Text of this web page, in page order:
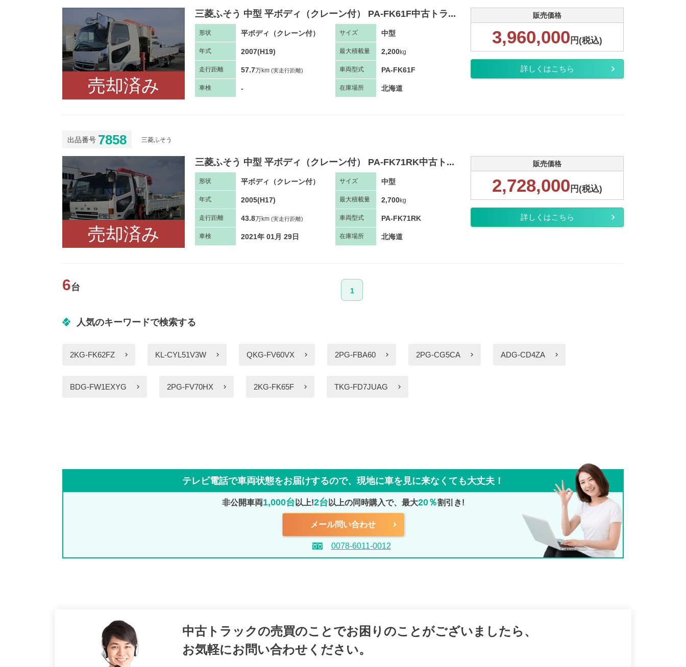
売却済み
三菱ふそう 中型 平ボディ（クレーン付） PA-FK61F中古トラ...
形状 平ボディ（クレーン付） サイズ 中型
年式 2007(H19) 最大積載量 2,200kg
走行距離 57.7万km (実走行距離) 車両型式 PA-FK61F
車検 - 在庫場所 北海道
販売価格
3,960,000 円(税込)
詳しくはこちら
出品番号 7858 三菱ふそう
売却済み
三菱ふそう 中型 平ボディ（クレーン付） PA-FK71RK中古ト...
形状 平ボディ（クレーン付） サイズ 中型
年式 2005(H17) 最大積載量 2,700kg
走行距離 43.8万km (実走行距離) 車両型式 PA-FK71RK
車検 2021年 01月 29日 在庫場所 北海道
販売価格
2,728,000 円(税込)
詳しくはこちら
6台 1
人気のキーワードで検索する
2KG-FK62FZ KL-CYL51V3W QKG-FV60VX 2PG-FBA60 2PG-CG5CA ADG-CD4ZA
BDG-FW1EXYG 2PG-FV70HX 2KG-FK65F TKG-FD7JUAG
テレビ電話で車両状態をお届けするので、 現地に車を見に来なくても大丈夫！
非公開車両1,000台 以上!2台 以上の同時購入で、最大20％割引き!
メール問い合わせ
0078-6011-0012
中古トラックの売買のことでお困りのことがございましたら、
お気軽にお問い合わせください。